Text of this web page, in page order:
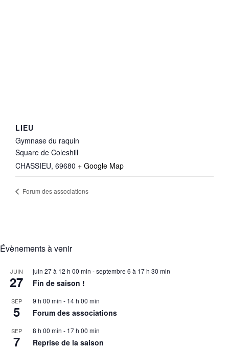
LIEU
Gymnase du raquin
Square de Coleshill
CHASSIEU, 69680 + Google Map
Forum des associations
Évènements à venir
JUIN
27
juin 27 à 12 h 00 min -septembre 6 à 17 h 30 min
Fin de saison !
SEP
5
9 h 00 min - 14 h 00 min
Forum des associations
SEP
7
8 h 00 min - 17 h 00 min
Reprise de la saison